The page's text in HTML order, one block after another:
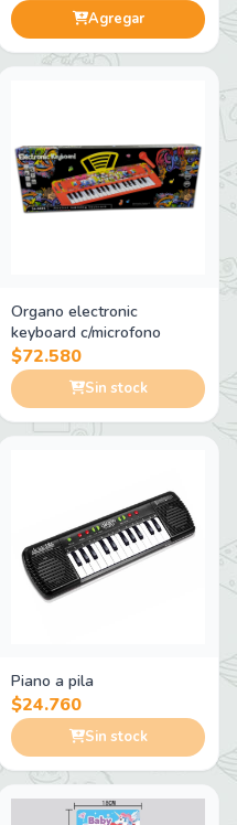
Agregar
Organo electronic
keyboard c/microfono
$72.580
Sin stock
Piano a pila
$24.760
Sin stock